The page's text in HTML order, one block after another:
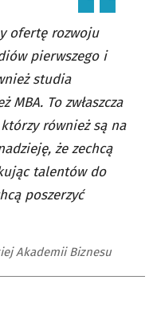
ofertę rozwoju
pierwszego i
studia
To zwłaszcza
również są na
że zechcą
talentów do
poszerzyć
Akademii Biznesu